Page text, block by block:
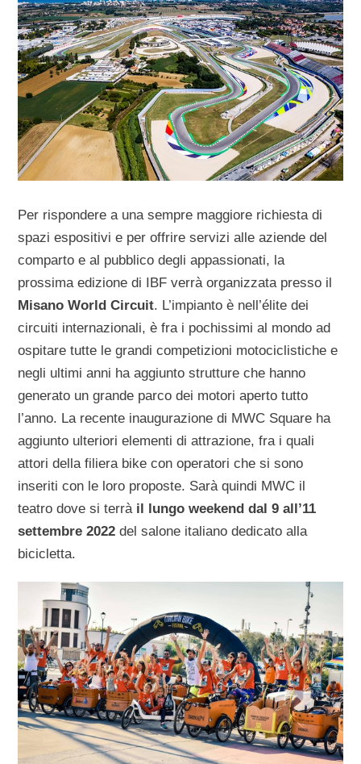
Per rispondere a una sempre maggiore richiesta di
spazi espositivi e per offrire servizi alle aziende del
comparto e al pubblico degli appassionati, la
prossima edizione di IBF verrà organizzata presso il
Misano World Circuit. L’impianto è nell’élite dei
circuiti internazionali, è fra i pochissimi al mondo ad
ospitare tutte le grandi competizioni motociclistiche e
negli ultimi anni ha aggiunto strutture che hanno
generato un grande parco dei motori aperto tutto
l’anno. La recente inaugurazione di MWC Square ha
aggiunto ulteriori elementi di attrazione, fra i quali
attori della filiera bike con operatori che si sono
inseriti con le loro proposte. Sarà quindi MWC il
teatro dove si terrà il lungo weekend dal 9 all’11
settembre 2022 del salone italiano dedicato alla
bicicletta.